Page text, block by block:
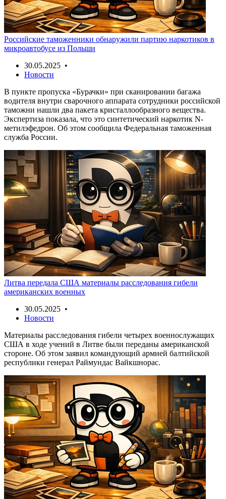
Российские таможенники обнаружили партию наркотиков в
микроавтобусе из Польши
30.05.2025 •
Новости
В пункте пропуска «Бурачки» при сканировании багажа
водителя внутри сварочного аппарата сотрудники российской
таможни нашли два пакета кристаллообразного вещества.
Экспертиза показала, что это синтетический наркотик N-
метилэфедрон. Об этом сообщила Федеральная таможенная
служба России.
Литва передала США материалы расследования гибели
американских военных
30.05.2025 •
Новости
Материалы расследования гибели четырех военнослужащих
США в ходе учений в Литве были переданы американской
стороне. Об этом заявил командующий армией балтийской
республики генерал Раймундас Вайкшнорас.